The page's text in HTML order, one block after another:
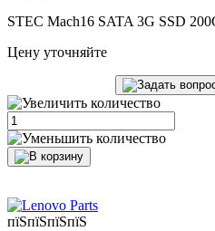
STEC Mach16 SATA 3G SSD
Цену уточняйте
пїЅпїЅпїЅпїЅ